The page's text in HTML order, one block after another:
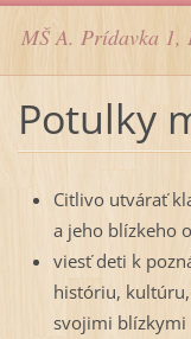
MŠ A. Prídavka 1,
Potulky
Citlivo utvárať
a jeho blízkeho
viesť deti k
históriu,
svojimi blízkymi